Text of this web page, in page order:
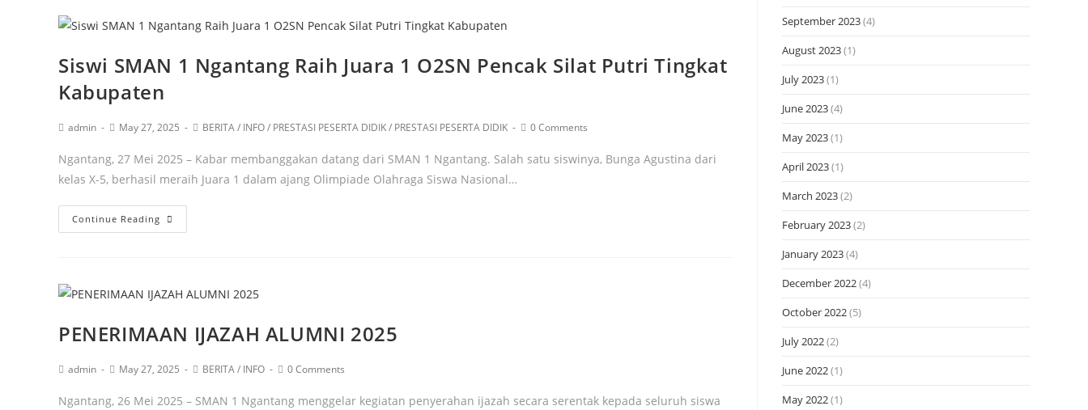
Siswi SMAN 1 Ngantang Raih Juara 1 O2SN Pencak Silat Putri Tingkat
Kabupaten
admin May 27, 2025 BERITA/ INFO/ PRESTASI PESERTA DIDIK/ PRESTASI PESERTA DIDIK 0 Comments
Ngantang, 27 Mei 2025 – Kabar membanggakan datang dari SMAN 1 Ngantang. Salah satu siswinya, Bunga Agustina dari
kelas X-5, berhasil meraih Juara 1 dalam ajang Olimpiade Olahraga Siswa Nasional…
Continue Reading
PENERIMAAN IJAZAH ALUMNI 2025
admin May 27, 2025 BERITA/ INFO 0 Comments
Ngantang, 26 Mei 2025 – SMAN 1 Ngantang menggelar kegiatan penyerahan ijazah secara serentak kepada seluruh siswa
September 2023(4)
August 2023(1)
July 2023(1)
June 2023(4)
May 2023(1)
April 2023(1)
March 2023(2)
February 2023(2)
January 2023(4)
December 2022(4)
October 2022(5)
July 2022(2)
June 2022(1)
May 2022(1)